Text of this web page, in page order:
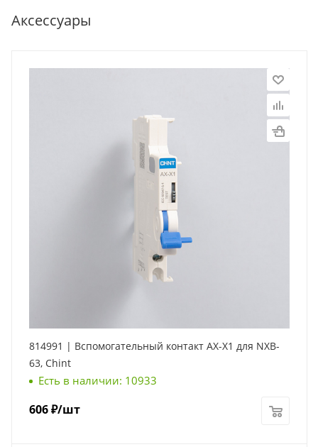
Аксессуары
814991 | Вспомогательный контакт AX-X1 для NXB-
63, Chint
Есть в наличии: 10933
606₽/шт